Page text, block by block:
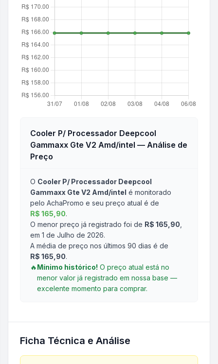
Cooler P/ Processador Deepcool
Gammaxx Gte V2 Amd/intel — Análise de
Preço
O Cooler P/ Processador Deepcool
Gammaxx Gte V2 Amd/intel é monitorado
pelo AchaPromo e seu preço atual é de
R$ 165,90.
O menor preço já registrado foi de R$ 165,90
em 1 de Julho de 2026.
A média de preço nos últimos 90 dias é de
R$ 165,90.
🔥Mínimo histórico! O preço atual está no
menor valor já registrado em nossa base —
excelente momento para comprar.
Ficha Técnica e Análise